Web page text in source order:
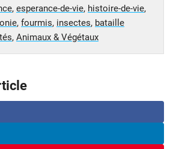
, esperance-de-vie, histoire-de-vie,
, fourmis, insectes, bataille
, Animaux & Végétaux